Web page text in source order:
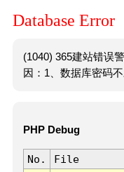
Database Error
(1040) 365建站错误
因：1、数据库密码
PHP Debug
No. File